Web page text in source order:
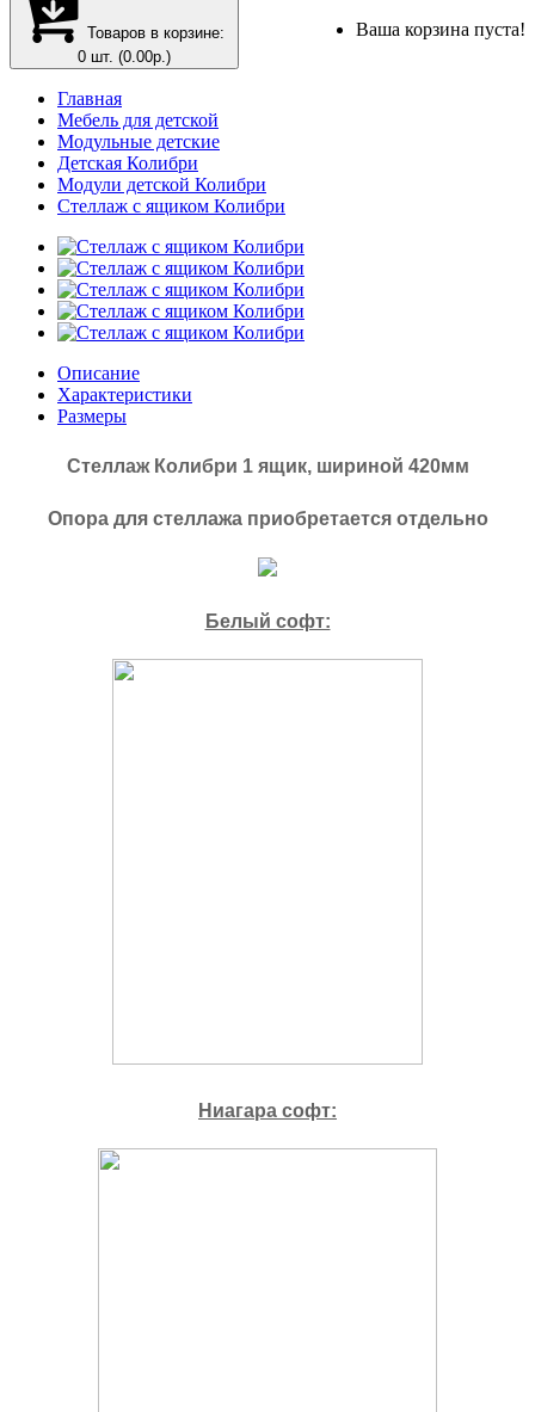
Товаров в корзине:
0 шт. (0.00р.)
Ваша корзина пуста!
Главная
Мебель для детской
Модульные детские
Детская Колибри
Модули детской Колибри
Стеллаж с ящиком Колибри
Описание
Характеристики
Размеры
Стеллаж Колибри 1 ящик, шириной 420мм
Опора для стеллажа приобретается отдельно
Белый софт:
Ниагара софт: